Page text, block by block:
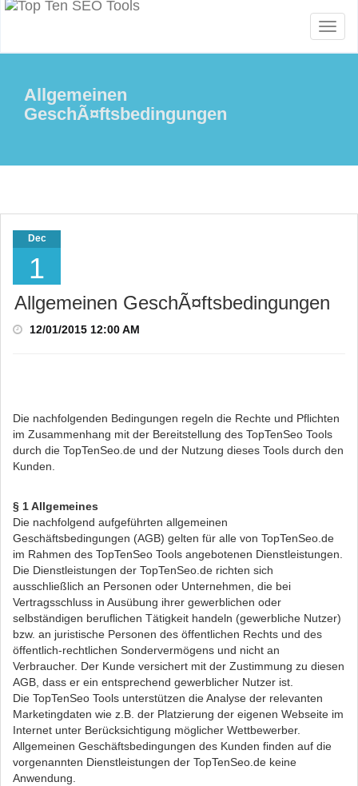
Allgemeinen
GeschÃ¤ftsbedingungen
Dec
1
Allgemeinen GeschÃ¤ftsbedingungen
12/01/2015 12:00 AM
Die nachfolgenden Bedingungen regeln die Rechte und Pflichten
im Zusammenhang mit der Bereitstellung des TopTenSeo Tools
durch die TopTenSeo.de und der Nutzung dieses Tools durch den
Kunden.
§ 1 Allgemeines
Die nachfolgend aufgeführten allgemeinen
Geschäftsbedingungen (AGB) gelten für alle von TopTenSeo.de
im Rahmen des TopTenSeo Tools angebotenen Dienstleistungen.
Die Dienstleistungen der TopTenSeo.de richten sich
ausschließlich an Personen oder Unternehmen, die bei
Vertragsschluss in Ausübung ihrer gewerblichen oder
selbständigen beruflichen Tätigkeit handeln (gewerbliche Nutzer)
bzw. an juristische Personen des öffentlichen Rechts und des
öffentlich-rechtlichen Sondervermögens und nicht an
Verbraucher. Der Kunde versichert mit der Zustimmung zu diesen
AGB, dass er ein entsprechend gewerblicher Nutzer ist.
Die TopTenSeo Tools unterstützen die Analyse der relevanten
Marketingdaten wie z.B. der Platzierung der eigenen Webseite im
Internet unter Berücksichtigung möglicher Wettbewerber.
Allgemeinen Geschäftsbedingungen des Kunden finden auf die
vorgenannten Dienstleistungen der TopTenSeo.de keine
Anwendung.